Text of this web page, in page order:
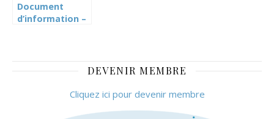
Document
d’information –
DEVENIR MEMBRE
Cliquez ici pour devenir membre